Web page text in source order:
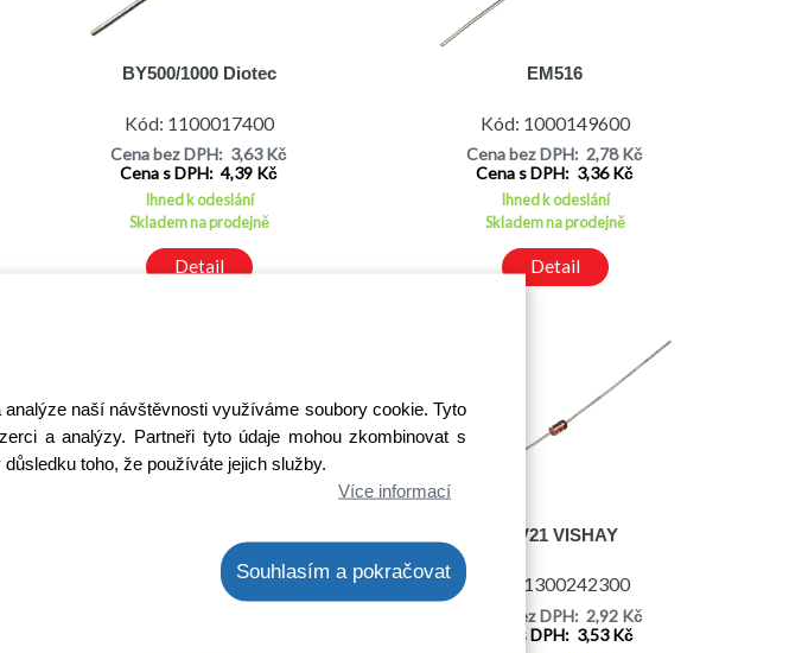
naší návštěvnosti využíváme soubory cookie. Tyto
a analýzy. Partneři tyto údaje mohou zkombinovat s
toho, že používáte jejich služby.
Více informací
Souhlasím a pokračovat
BY500/1000 Diotec
Kód: 1100017400
Cena bez DPH: 3,63 Kč
Cena s DPH: 4,39 Kč
Ihned k odeslání
Skladem na prodejně
Detail
EM516
Kód: 1000149600
Cena bez DPH: 2,78 Kč
Cena s DPH: 3,36 Kč
Ihned k odeslání
Skladem na prodejně
Detail
Kód: 1000000600
BAV21 VISHAY
Kód: 1300242300
Cena bez DPH: 2,92 Kč
Cena s DPH: 3,53 Kč